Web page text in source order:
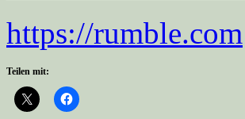
https://rumble.com
Teilen mit: